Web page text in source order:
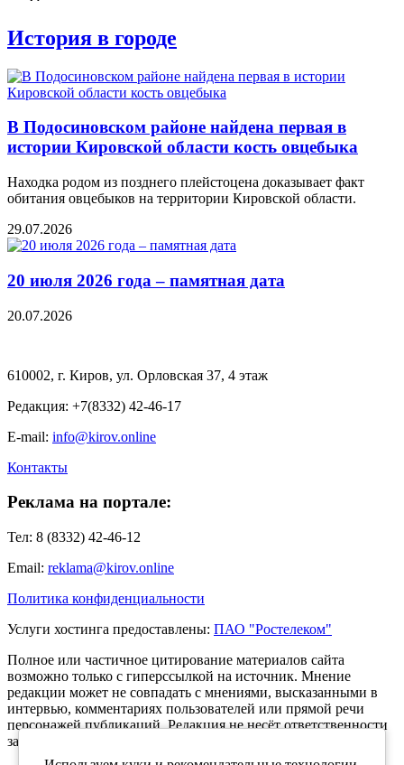
История в городе
В Подосиновском районе найдена первая в
истории Кировской области кость овцебыка
Находка родом из позднего плейстоцена доказывает факт
обитания овцебыков на территории Кировской области.
29.07.2026
20 июля 2026 года – памятная дата
20.07.2026
610002, г. Киров, ул. Орловская 37, 4 этаж
Редакция: +7(8332) 42-46-17
E-mail: info@kirov.online
Контакты
Реклама на портале:
Тел: 8 (8332) 42-46-12
Email: reklama@kirov.online
Политика конфиденциальности
Услуги хостинга предоставлены: ПАО "Ростелеком"
Полное или частичное цитирование материалов сайта
возможно только с гиперссылкой на источник. Мнение
редакции может не совпадать с мнениями, высказанными в
интервью, комментариях пользователей или прямой речи
персонажей публикаций. Редакция не несёт ответственности
за текст комментариев читателей.